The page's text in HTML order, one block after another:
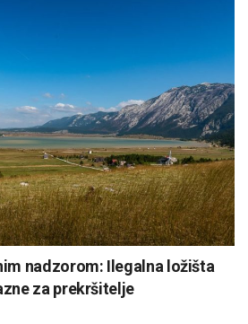
nadzorom: Ilegalna ložišta
za prekršitelje